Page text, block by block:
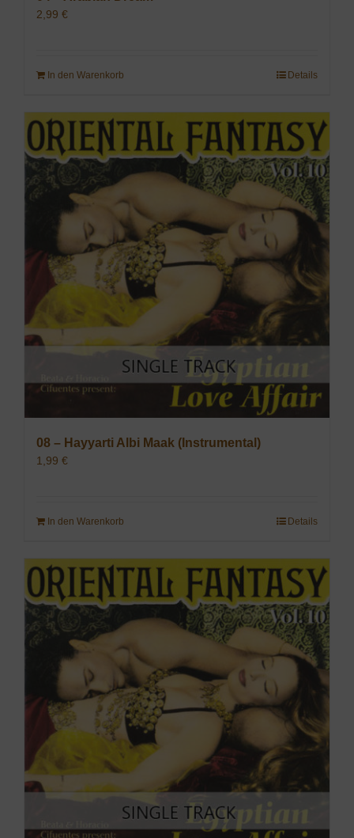
2,99 €
In den Warenkorb Details
08 – Hayyarti Albi Maak (Instrumental)
1,99 €
In den Warenkorb Details